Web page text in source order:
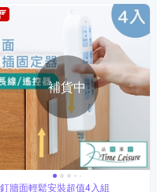
補貨中
牆面輕鬆安裝超值4入組